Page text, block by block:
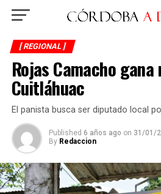
[ REGIONAL ]
Rojas Camacho gana
Cuitláhuac
El panista busca ser diputado local
Published 6 años ago on 31/01/
By Redaccion